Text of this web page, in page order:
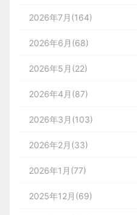
2026年7月(164)
2026年6月(68)
2026年5月(22)
2026年4月(87)
2026年3月(103)
2026年2月(33)
2026年1月(77)
2025年12月(69)